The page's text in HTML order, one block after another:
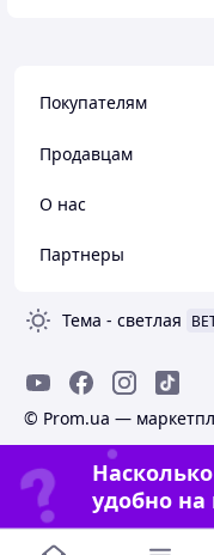
Покупателям
Продавцам
О нас
Партнеры
Тема - светлая
© Prom.ua —
Насколько
удобно на